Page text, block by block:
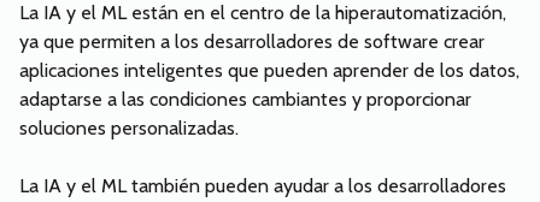
La IA y el ML están en el centro de la hiperautomatización,
ya que permiten a los desarrolladores de software crear
aplicaciones inteligentes que pueden aprender de los datos,
adaptarse a las condiciones cambiantes y proporcionar
soluciones personalizadas.
La IA y el ML también pueden ayudar a los desarrolladores